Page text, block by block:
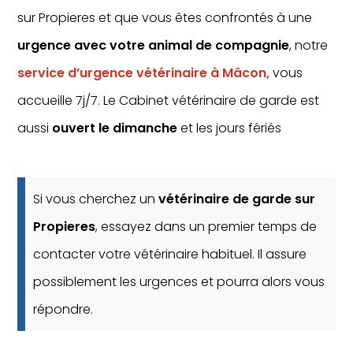
sur Propieres et que vous êtes confrontés à une
urgence avec votre animal de compagnie, notre
service d’urgence vétérinaire à Mâcon,vous
accueille 7j/7. Le Cabinet vétérinaire de garde est
aussi ouvert le dimancheet les jours fériés
Si vous cherchez unvétérinaire de garde sur
Propieres, essayez dans un premier temps de
contacter votre vétérinaire habituel. Il assure
possiblement les urgences et pourra alors vous
répondre.